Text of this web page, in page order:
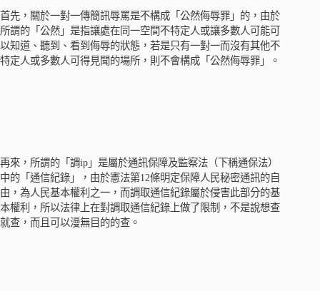
首先，關於一對一傳簡訊辱罵是不構成「公然侮辱罪」的，由於
所謂的「公然」是指讓處在同一空間不特定人或讓多數人可能可
以知道、聽到、看到侮辱的狀態，若是只有一對一而沒有其他不
特定人或多數人可得見聞的場所，則不會構成「公然侮辱罪」。
再來，所謂的「調ip」是屬於通訊保障及監察法（下稱通保法）
中的「通信紀錄」，由於憲法第12條明定保障人民秘密通訊的自
由，為人民基本權利之一，而調取通信紀錄屬於侵害此部分的基
本權利，所以法律上在對調取通信紀錄上做了限制，不是說想查
就查，而且可以漫無目的的查。